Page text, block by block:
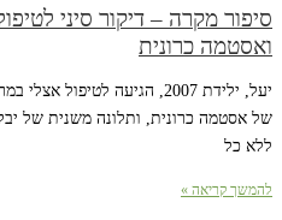
סיפור מקרה – דיקור סיני
ואסטמה כרונית
יעל, ילידת 2007, הגיעה
של אסטמה כרונית, ותלונה משנית של
ללא כל
להמשך קריאה »